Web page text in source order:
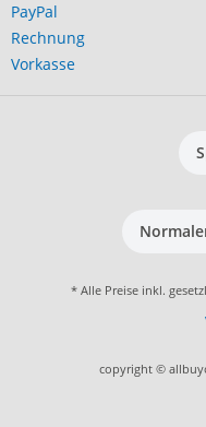
PayPal
Rechnung
Vorkasse
* Alle Preise inkl.
copyright ©